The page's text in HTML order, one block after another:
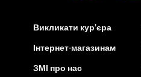
Викликати кур’єра
Інтернет-магазинам
ЗМІ про нас